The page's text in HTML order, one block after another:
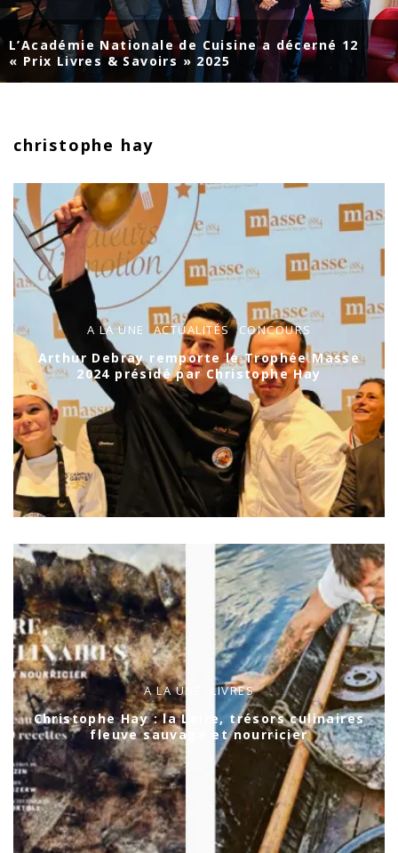
L’Académie Nationale de Cuisine a décerné 12
« Prix Livres & Savoirs » 2025
christophe hay
A LA UNE ACTUALITÉS CONCOURS
Arthur Debray remporte le Trophée Masse
2024 présidé par Christophe Hay
A LA UNE LIVRES
Christophe Hay : la Loire, trésors culinaires
fleuve sauvage et nourricier